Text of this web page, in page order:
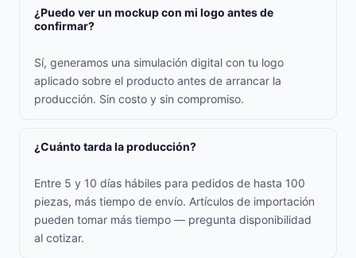
¿Puedo ver un mockup con mi logo antes de
confirmar?
Sí, generamos una simulación digital con tu logo
aplicado sobre el producto antes de arrancar la
producción. Sin costo y sin compromiso.
¿Cuánto tarda la producción?
Entre 5 y 10 días hábiles para pedidos de hasta 100
piezas, más tiempo de envío. Artículos de importación
pueden tomar más tiempo — pregunta disponibilidad
al cotizar.